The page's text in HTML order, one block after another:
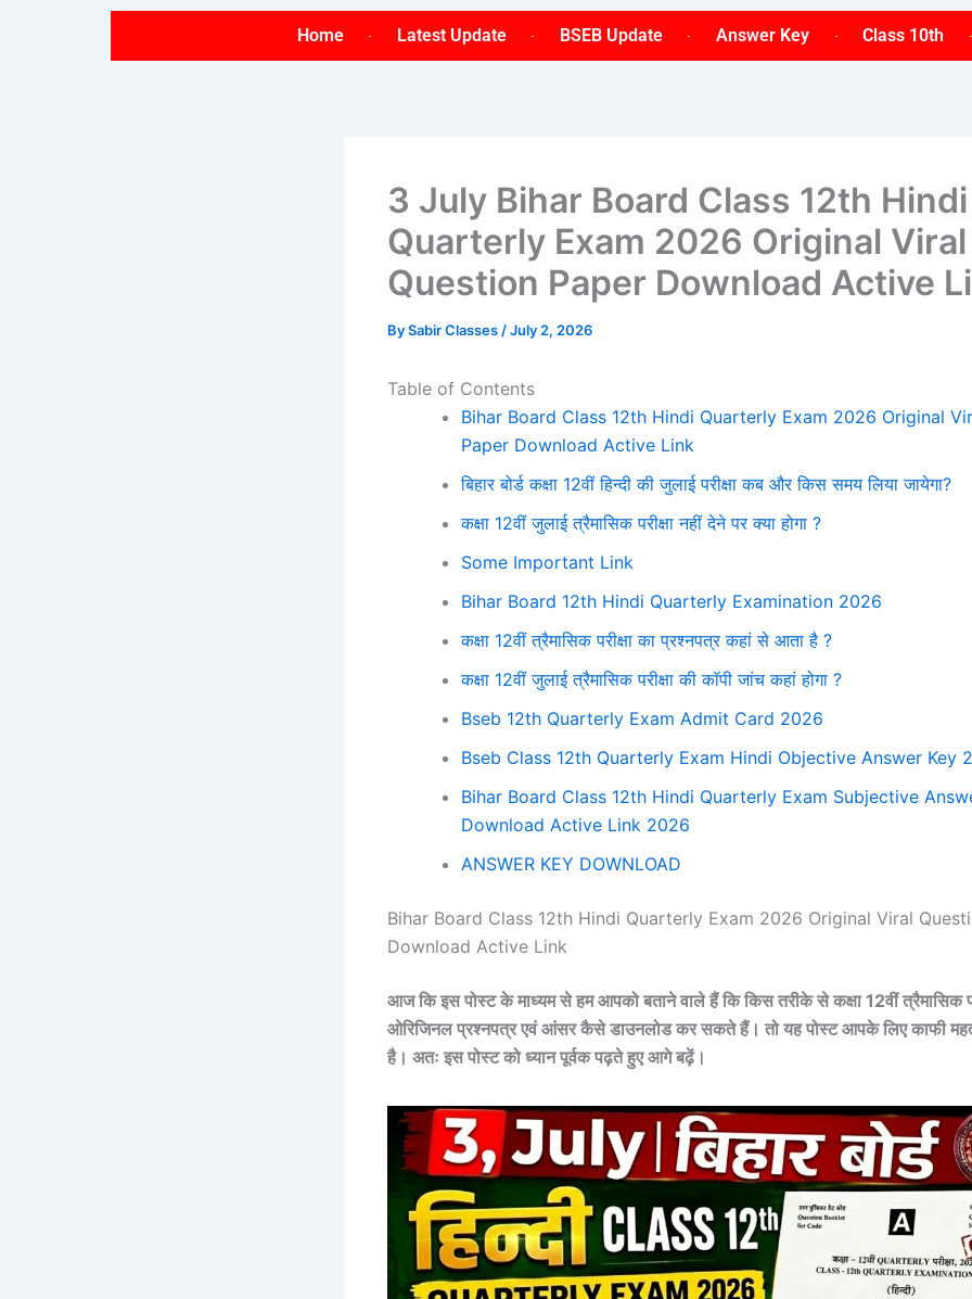
Home Latest Update BSEB Update Answer Key Class 10th
3 July Bihar Board Class 12th Hindi
Quarterly Exam 2026 Original Viral
Question Paper Download Active
BySabir Classes /July 2, 2026
Table of Contents
Bihar Board Class 12th Hindi Quarterly Exam 2026 Original
Paper Download Active Link
बिहार बोर्ड कक्षा 12वीं हिन्दी की जुलाई परीक्षा कब और किस समय लिया जायेगा?
कक्षा 12वीं जुलाई त्रैमासिक परीक्षा नहीं देने पर क्या होगा ?
Some Important Link
Bihar Board 12th Hindi Quarterly Examination 2026
कक्षा 12वीं त्रैमासिक परीक्षा का प्रश्नपत्र कहां से आता है ?
कक्षा 12वीं जुलाई त्रैमासिक परीक्षा की कॉपी जांच कहां होगा ?
Bseb 12th Quarterly Exam Admit Card 2026
Bseb Class 12th Quarterly Exam Hindi Objective Answer Key
Bihar Board Class 12th Hindi Quarterly Exam Subjective
Download Active Link 2026
ANSWER KEY DOWNLOAD
Bihar Board Class 12th Hindi Quarterly Exam 2026 Original Viral
Download Active Link
आज कि इस पोस्ट के माध्यम से हम आपको बताने वाले हैं कि किस तरीके से कक्षा 12वीं त्रैमासिक
ओरिजिनल प्रश्नपत्र एवं आंसर कैसे डाउनलोड कर सकते हैं। तो यह पोस्ट आपके लिए काफी
है। अतः इस पोस्ट को ध्यान पूर्वक पढ़ते हुए आगे बढ़ें।